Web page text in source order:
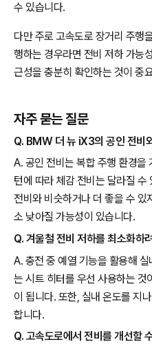
수 있습니다.
다만 주로 고속도로 장거리 주행
행하는 경우라면 전비 저하 가능
근성을 충분히 확인하는 것이 중
자주 묻는 질문
Q. BMW 더 뉴 iX3의 공인 전비
A. 공인 전비는 복합 주행 환경을
턴에 따라 체감 전비는 달라질 수
전비와 비슷하거나 더 좋을 수 있
소 낮아질 가능성이 있습니다.
Q. 겨울철 전비 저하를 최소화하
A. 충전 중 예열 기능을 활용해
는 시트 히터를 우선 사용하는 것
이 됩니다. 또한, 실내 온도를 지
합니다.
Q. 고속도로에서 전비를 개선할